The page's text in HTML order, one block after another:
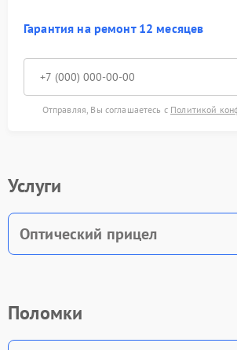
Гарантия на ремонт 12 месяцев
Отправляя, Вы соглашаетесь с Политикой
Услуги
Оптический прицел
Поломки